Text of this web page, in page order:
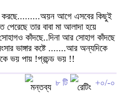
করছে.........অয়ন আগে এসবের কিছুই
তার বাবা মা আলাদা হয়ে
কাঁদছে..দিনা আর সোহাগ কাঁদছে
ভাঙ্গার কষ্টে .......আর অন্যদিকে
ভয় পায় !প্রচন্ড ভয় !!
৮ টি +০/-০